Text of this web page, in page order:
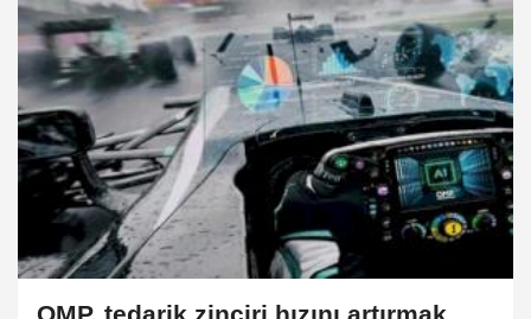
OMP, tedarik zinciri hızını artırmak